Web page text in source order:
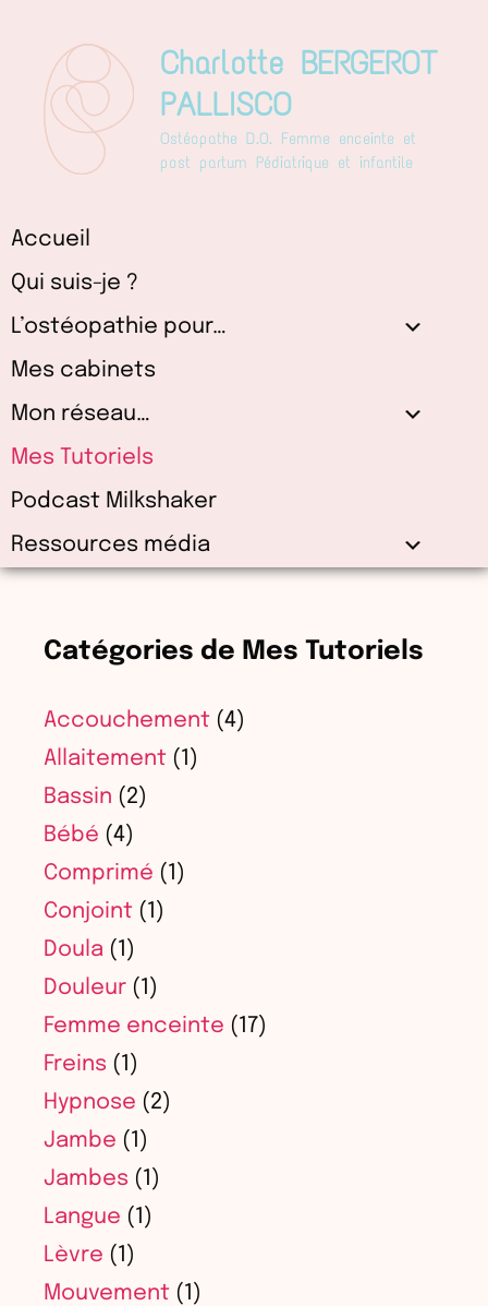
contenu
Charlotte BERGEROT
PALLISCO
Ostéopathe D.O. Femme enceinte et
post partum Pédiatrique et infantile
Accueil
Qui suis-je ?
L’ostéopathie pour…
Mes cabinets
Mon réseau…
Mes Tutoriels
Podcast Milkshaker
Ressources média
Catégories de Mes Tutoriels
Accouchement (4)
Allaitement (1)
Bassin (2)
Bébé (4)
Comprimé (1)
Conjoint (1)
Doula (1)
Douleur (1)
Femme enceinte (17)
Freins (1)
Hypnose (2)
Jambe (1)
Jambes (1)
Langue (1)
Lèvre (1)
Mouvement (1)